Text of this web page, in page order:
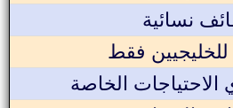
نسائية
فقط
الخاصة